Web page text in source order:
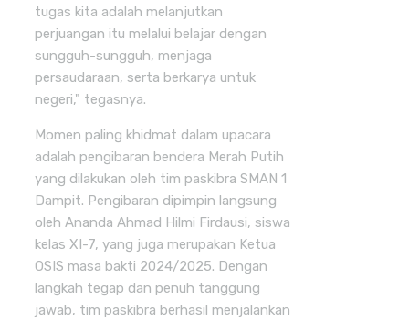
tugas kita adalah melanjutkan
perjuangan itu melalui belajar dengan
sungguh-sungguh, menjaga
persaudaraan, serta berkarya untuk
negeri," tegasnya.
Momen paling khidmat dalam upacara
adalah pengibaran bendera Merah Putih
yang dilakukan oleh tim paskibra SMAN 1
Dampit. Pengibaran dipimpin langsung
oleh Ananda Ahmad Hilmi Firdausi, siswa
kelas XI-7, yang juga merupakan Ketua
OSIS masa bakti 2024/2025. Dengan
langkah tegap dan penuh tanggung
jawab, tim paskibra berhasil menjalankan